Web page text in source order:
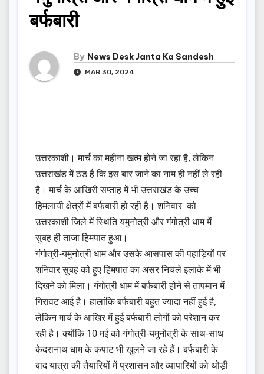
बर्फबारी
By News Desk Janta Ka Sandesh
MAR 30, 2024
उत्तरकाशी। मार्च का महीना खत्म होने जा रहा है, लेकिन
उत्तराखंड में ठंड है कि इस बार जाने का नाम ही नहीं ले रही
है। मार्च के आखिरी सप्ताह में भी उत्तराखंड के उच्च
हिमलायी क्षेत्रों में बर्फबारी हो रही है। शनिवार को
उत्तरकाशी जिले में स्थिति यमुनोत्री और गंगोत्री धाम में
सुबह ही ताजा हिमपात हुआ।
गंगोत्री-यमुनोत्री धाम और उसके आसपास की पहाड़ियों पर
शनिवार सुबह को हुए हिमपात का असर निचले इलाके में भी
दिखने को मिला। गंगोत्री धाम में बर्फबारी होने से तापमान में
गिरावट आई है। हालांकि बर्फबारी बहुत ज्यादा नहीं हुई है,
लेकिन मार्च के आखिर में हुई बर्फबारी लोगों को परेशान कर
रही है। क्योंकि 10 मई को गंगोत्री-यमुनोत्री के साथ-साथ
केदरानाथ धाम के कपाट भी खुलने जा रहे हैं। बर्फबारी के
बाद यात्रा की तैयारियों में प्रशासन और व्यापारियों को थोड़ी